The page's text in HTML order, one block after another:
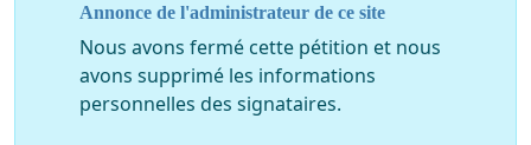
Annonce de l'administrateur de ce site
Nous avons fermé cette pétition et nous
avons supprimé les informations
personnelles des signataires.